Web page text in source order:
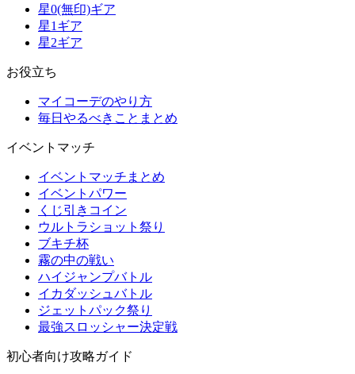
星0(無印)ギア
星1ギア
星2ギア
お役立ち
マイコーデのやり方
毎日やるべきことまとめ
イベントマッチ
イベントマッチまとめ
イベントパワー
くじ引きコイン
ウルトラショット祭り
ブキチ杯
霧の中の戦い
ハイジャンプバトル
イカダッシュバトル
ジェットパック祭り
最強スロッシャー決定戦
初心者向け攻略ガイド